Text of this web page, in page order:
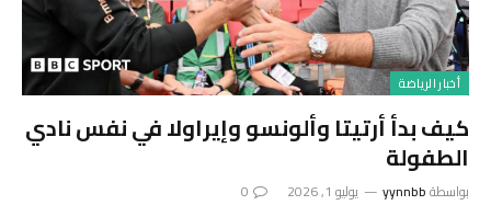
أخبار الرياضة
كيف بدأ أرتيتا وألونسو وإيراولا في نفس نادي
الطفولة
بواسطةyynnbb يوليو 1, 2026 0